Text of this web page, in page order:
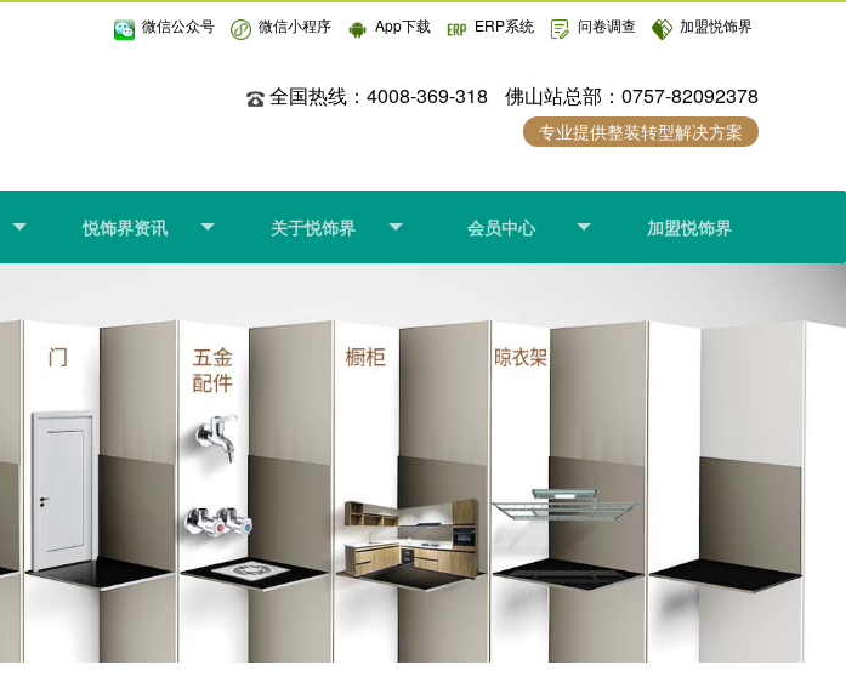
微信公众号 微信小程序 App下载 ERP系统 问卷调查 加盟悦饰界
全国热线：4008-369-318 佛山站总部：0757-82092378
专业提供整装转型解决方案
悦饰界资讯 关于悦饰界 会员中心 加盟悦饰界